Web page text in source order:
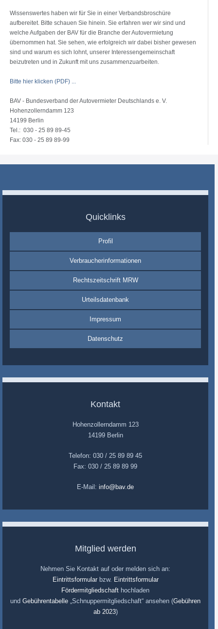
Wissenswertes haben wir für Sie in einer Verbandsbroschüre
aufbereitet. Bitte schauen Sie hinein. Sie erfahren wer wir sind und
welche Aufgaben der BAV für die Branche der Autovermietung
übernommen hat. Sie sehen, wie erfolgreich wir dabei bisher gewesen
sind und warum es sich lohnt, unserer Interessengemeinschaft
beizutreten und in Zukunft mit uns zusammenzuarbeiten.
Bitte hier klicken (PDF) ...
BAV - Bundesverband der Autovermieter Deutschlands e. V.
Hohenzollerndamm 123
14199 Berlin
Tel.: 030 - 25 89 89-45
Fax: 030 - 25 89 89-99
Quicklinks
Profil
Verbraucherinformationen
Rechtszeitschrift MRW
Urteilsdatenbank
Impressum
Datenschutz
Kontakt
Hohenzollerndamm 123
14199 Berlin
Telefon: 030 / 25 89 89 45
Fax: 030 / 25 89 89 99
E-Mail: info@bav.de
Mitglied werden
Nehmen Sie Kontakt auf oder melden sich an:
Eintrittsformularbzw. Eintrittsformular
Fördermitgliedschaft hochladen
und Gebührentabelle „Schnuppermitgliedschaft“ ansehen (Gebühren
ab 2023)